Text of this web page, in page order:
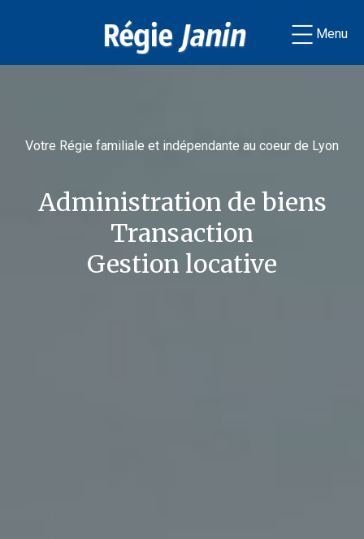
Menu
Votre Régie familiale et indépendante au coeur de Lyon
Administration de biens
Transaction
Gestion locative